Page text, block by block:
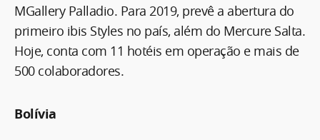
MGallery Palladio. Para 2019, prevê a abertura do
primeiro ibis Styles no país, além do Mercure Salta.
Hoje, conta com 11 hotéis em operação e mais de
500 colaboradores.
Bolívia